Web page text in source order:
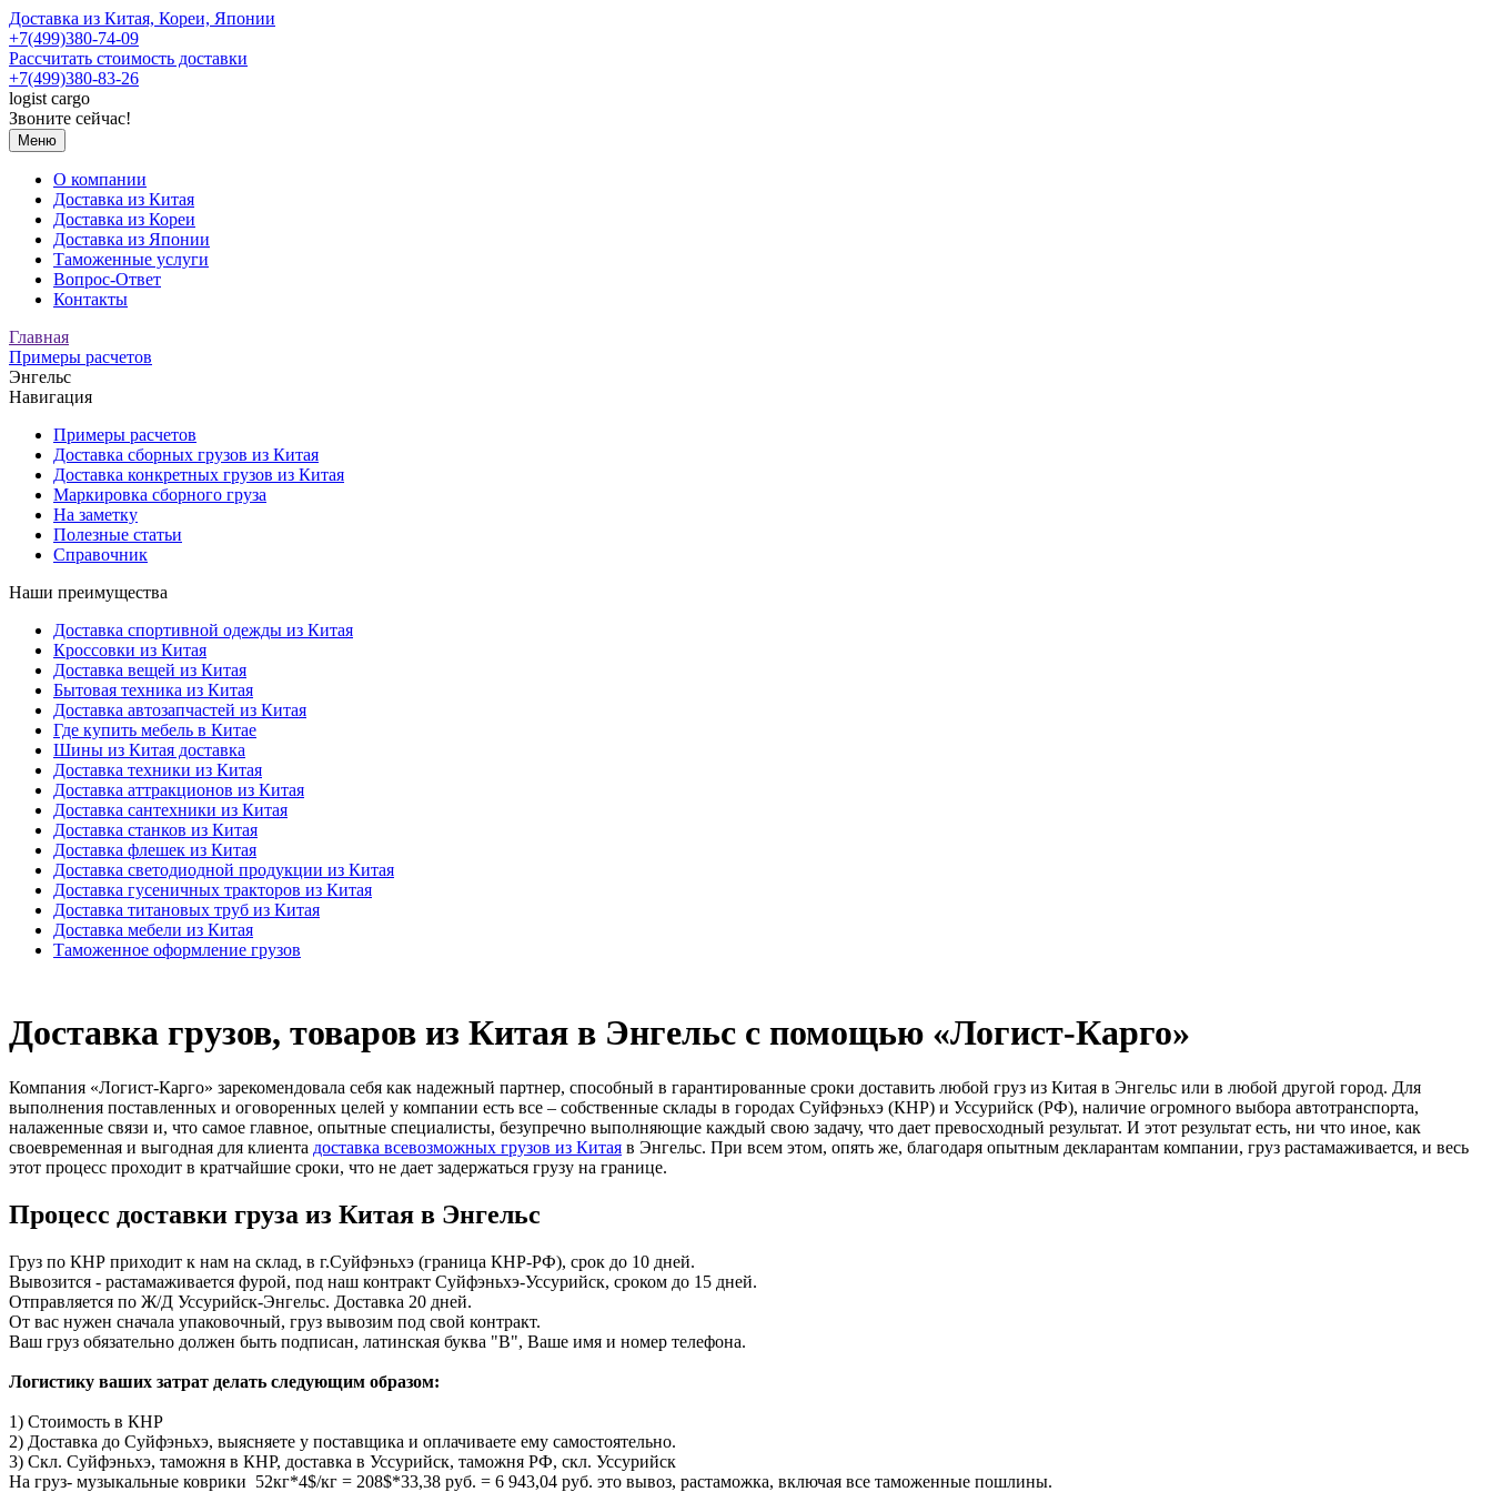
Доставка из Китая, Кореи, Японии
+7(499)380-74-09
Рассчитать стоимость доставки
+7(499)380-83-26
logist cargo
Звоните сейчас!
Меню
О компании
Доставка из Китая
Доставка из Кореи
Доставка из Японии
Таможенные услуги
Вопрос-Ответ
Контакты
Главная
Примеры расчетов
Энгельс
Навигация
Примеры расчетов
Доставка сборных грузов из Китая
Доставка конкретных грузов из Китая
Маркировка сборного груза
На заметку
Полезные статьи
Справочник
Наши преимущества
Доставка спортивной одежды из Китая
Кроссовки из Китая
Доставка вещей из Китая
Бытовая техника из Китая
Доставка автозапчастей из Китая
Где купить мебель в Китае
Шины из Китая доставка
Доставка техники из Китая
Доставка аттракционов из Китая
Доставка сантехники из Китая
Доставка станков из Китая
Доставка флешек из Китая
Доставка светодиодной продукции из Китая
Доставка гусеничных тракторов из Китая
Доставка титановых труб из Китая
Доставка мебели из Китая
Таможенное оформление грузов
Доставка грузов, товаров из Китая в Энгельс с помощью «Логист-Карго»
Компания «Логист-Карго» зарекомендовала себя как надежный партнер, способный в гарантированные сроки доставить любой груз из Китая в Энгельс или в любой другой город. Для
выполнения поставленных и оговоренных целей у компании есть все – собственные склады в городах Суйфэньхэ (КНР) и Уссурийск (РФ), наличие огромного выбора автотранспорта,
налаженные связи и, что самое главное, опытные специалисты, безупречно выполняющие каждый свою задачу, что дает превосходный результат. И этот результат есть, ни что иное, как
своевременная и выгодная для клиента доставка всевозможных грузов из Китая в Энгельс. При всем этом, опять же, благодаря опытным декларантам компании, груз растамаживается, и весь
этот процесс проходит в кратчайшие сроки, что не дает задержаться грузу на границе.
Процесс доставки груза из Китая в Энгельс
Груз по КНР приходит к нам на склад, в г.Суйфэньхэ (граница КНР-РФ), срок до 10 дней.
Вывозится - растамаживается фурой, под наш контракт Суйфэньхэ-Уссурийск, сроком до 15 дней.
Отправляется по Ж/Д Уссурийск-Энгельс. Доставка 20 дней.
От вас нужен сначала упаковочный, груз вывозим под свой контракт.
Ваш груз обязательно должен быть подписан, латинская буква "В", Ваше имя и номер телефона.
Логистику ваших затрат делать следующим образом:
1) Стоимость в КНР
2) Доставка до Суйфэньхэ, выясняете у поставщика и оплачиваете ему самостоятельно.
3) Скл. Суйфэньхэ, таможня в КНР, доставка в Уссурийск, таможня РФ, скл. Уссурийск
На груз- музыкальные коврики 52кг*4$/кг = 208$*33,38 руб. = 6 943,04 руб. это вывоз, растаможка, включая все таможенные пошлины.